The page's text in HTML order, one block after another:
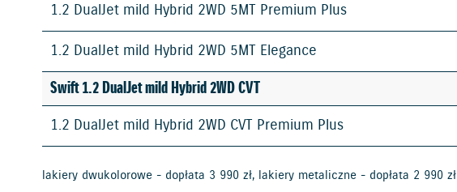
1.2 DualJet mild Hybrid 2WD 5MT Premium Plus
1.2 DualJet mild Hybrid 2WD 5MT Elegance
Swift 1.2 DualJet mild Hybrid 2WD CVT
1.2 DualJet mild Hybrid 2WD CVT Premium Plus
lakiery dwukolorowe - dopłata 3 990 zł, lakiery metaliczne - dopłata 2 990 zł